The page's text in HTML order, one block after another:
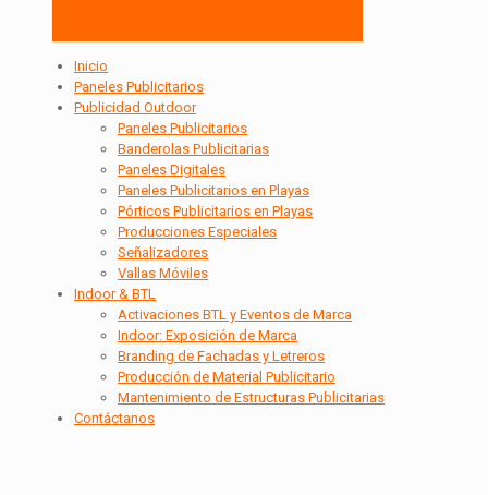
Inicio
Paneles Publicitarios
Publicidad Outdoor
Paneles Publicitarios
Banderolas Publicitarias
Paneles Digitales
Paneles Publicitarios en Playas
Pórticos Publicitarios en Playas
Producciones Especiales
Señalizadores
Vallas Móviles
Indoor & BTL
Activaciones BTL y Eventos de Marca
Indoor: Exposición de Marca
Branding de Fachadas y Letreros
Producción de Material Publicitario
Mantenimiento de Estructuras Publicitarias
Contáctanos